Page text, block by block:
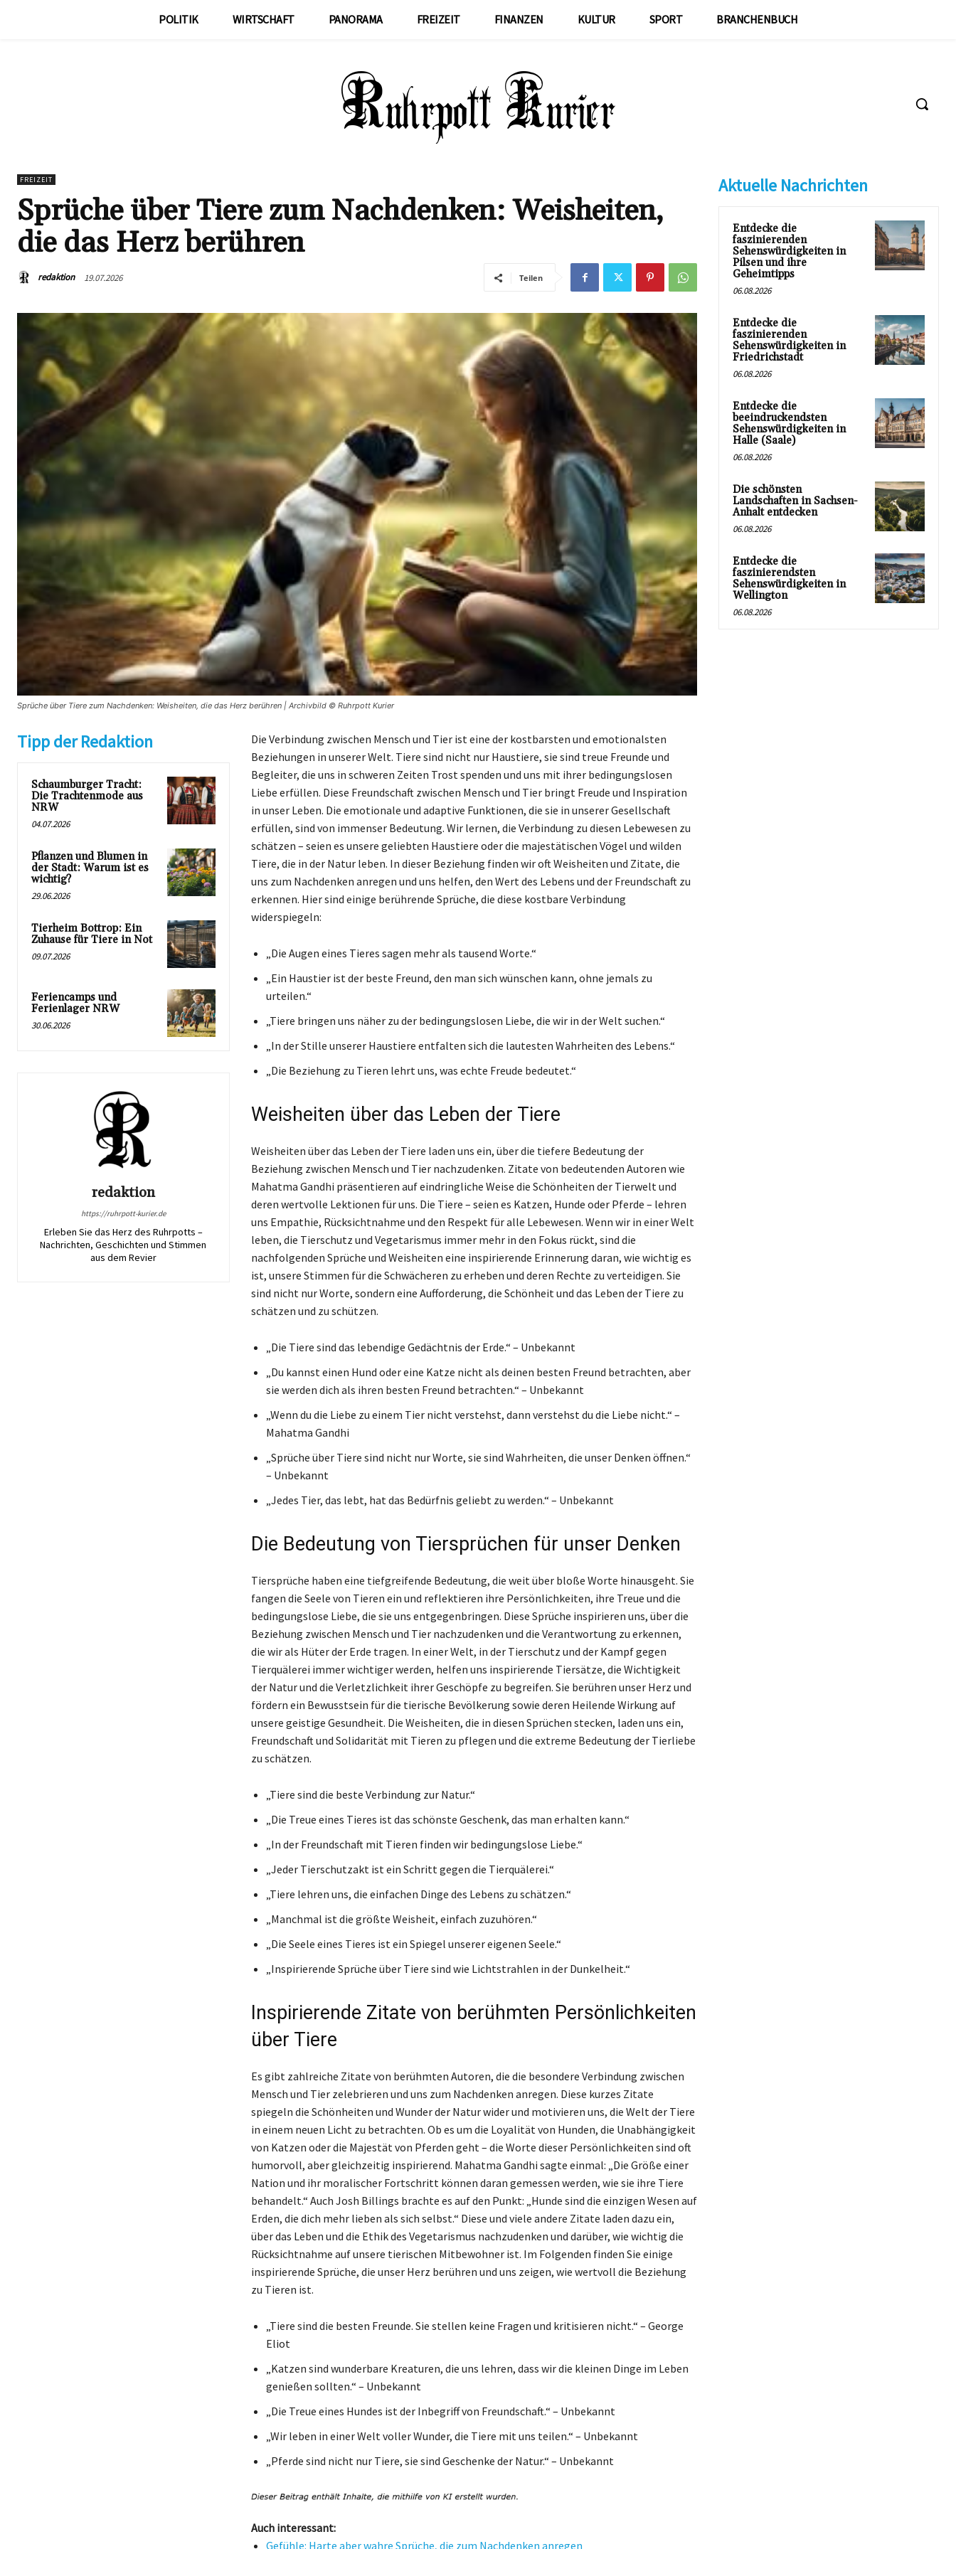
POLITIK WIRTSCHAFT PANORAMA FREIZEIT FINANZEN KULTUR SPORT BRANCHENBUCH
FREIZEIT
Sprüche über Tiere zum Nachdenken: Weisheiten,
die das Herz berühren
redaktion 19.07.2026 Teilen
Sprüche über Tiere zum Nachdenken: Weisheiten, die das Herz berühren | Archivbild © Ruhrpott Kurier
Tipp der Redaktion
Schaumburger Tracht:
Die Trachtenmode aus
NRW
04.07.2026
Pflanzen und Blumen in
der Stadt: Warum ist es
wichtig?
29.06.2026
Tierheim Bottrop: Ein
Zuhause für Tiere in Not
09.07.2026
Feriencamps und
Ferienlager NRW
30.06.2026
redaktion
https://ruhrpott-kurier.de
Erleben Sie das Herz des Ruhrpotts –
Nachrichten, Geschichten und Stimmen
aus dem Revier
Die Verbindung zwischen Mensch und Tier ist eine der kostbarsten und emotionalsten
Beziehungen in unserer Welt. Tiere sind nicht nur Haustiere, sie sind treue Freunde und
Begleiter, die uns in schweren Zeiten Trost spenden und uns mit ihrer bedingungslosen
Liebe erfüllen. Diese Freundschaft zwischen Mensch und Tier bringt Freude und Inspiration
in unser Leben. Die emotionale und adaptive Funktionen, die sie in unserer Gesellschaft
erfüllen, sind von immenser Bedeutung. Wir lernen, die Verbindung zu diesen Lebewesen zu
schätzen – seien es unsere geliebten Haustiere oder die majestätischen Vögel und wilden
Tiere, die in der Natur leben. In dieser Beziehung finden wir oft Weisheiten und Zitate, die
uns zum Nachdenken anregen und uns helfen, den Wert des Lebens und der Freundschaft zu
erkennen. Hier sind einige berührende Sprüche, die diese kostbare Verbindung
widerspiegeln:
„Die Augen eines Tieres sagen mehr als tausend Worte.“
„Ein Haustier ist der beste Freund, den man sich wünschen kann, ohne jemals zu
urteilen.“
„Tiere bringen uns näher zu der bedingungslosen Liebe, die wir in der Welt suchen.“
„In der Stille unserer Haustiere entfalten sich die lautesten Wahrheiten des Lebens.“
„Die Beziehung zu Tieren lehrt uns, was echte Freude bedeutet.“
Weisheiten über das Leben der Tiere
Weisheiten über das Leben der Tiere laden uns ein, über die tiefere Bedeutung der
Beziehung zwischen Mensch und Tier nachzudenken. Zitate von bedeutenden Autoren wie
Mahatma Gandhi präsentieren auf eindringliche Weise die Schönheiten der Tierwelt und
deren wertvolle Lektionen für uns. Die Tiere – seien es Katzen, Hunde oder Pferde – lehren
uns Empathie, Rücksichtnahme und den Respekt für alle Lebewesen. Wenn wir in einer Welt
leben, die Tierschutz und Vegetarismus immer mehr in den Fokus rückt, sind die
nachfolgenden Sprüche und Weisheiten eine inspirierende Erinnerung daran, wie wichtig es
ist, unsere Stimmen für die Schwächeren zu erheben und deren Rechte zu verteidigen. Sie
sind nicht nur Worte, sondern eine Aufforderung, die Schönheit und das Leben der Tiere zu
schätzen und zu schützen.
„Die Tiere sind das lebendige Gedächtnis der Erde.“ – Unbekannt
„Du kannst einen Hund oder eine Katze nicht als deinen besten Freund betrachten, aber
sie werden dich als ihren besten Freund betrachten.“ – Unbekannt
„Wenn du die Liebe zu einem Tier nicht verstehst, dann verstehst du die Liebe nicht.“ –
Mahatma Gandhi
„Sprüche über Tiere sind nicht nur Worte, sie sind Wahrheiten, die unser Denken öffnen.“
– Unbekannt
„Jedes Tier, das lebt, hat das Bedürfnis geliebt zu werden.“ – Unbekannt
Die Bedeutung von Tiersprüchen für unser Denken
Tiersprüche haben eine tiefgreifende Bedeutung, die weit über bloße Worte hinausgeht. Sie
fangen die Seele von Tieren ein und reflektieren ihre Persönlichkeiten, ihre Treue und die
bedingungslose Liebe, die sie uns entgegenbringen. Diese Sprüche inspirieren uns, über die
Beziehung zwischen Mensch und Tier nachzudenken und die Verantwortung zu erkennen,
die wir als Hüter der Erde tragen. In einer Welt, in der Tierschutz und der Kampf gegen
Tierquälerei immer wichtiger werden, helfen uns inspirierende Tiersätze, die Wichtigkeit
der Natur und die Verletzlichkeit ihrer Geschöpfe zu begreifen. Sie berühren unser Herz und
fördern ein Bewusstsein für die tierische Bevölkerung sowie deren Heilende Wirkung auf
unsere geistige Gesundheit. Die Weisheiten, die in diesen Sprüchen stecken, laden uns ein,
Freundschaft und Solidarität mit Tieren zu pflegen und die extreme Bedeutung der Tierliebe
zu schätzen.
„Tiere sind die beste Verbindung zur Natur.“
„Die Treue eines Tieres ist das schönste Geschenk, das man erhalten kann.“
„In der Freundschaft mit Tieren finden wir bedingungslose Liebe.“
„Jeder Tierschutzakt ist ein Schritt gegen die Tierquälerei.“
„Tiere lehren uns, die einfachen Dinge des Lebens zu schätzen.“
„Manchmal ist die größte Weisheit, einfach zuzuhören.“
„Die Seele eines Tieres ist ein Spiegel unserer eigenen Seele.“
„Inspirierende Sprüche über Tiere sind wie Lichtstrahlen in der Dunkelheit.“
Inspirierende Zitate von berühmten Persönlichkeiten
über Tiere
Es gibt zahlreiche Zitate von berühmten Autoren, die die besondere Verbindung zwischen
Mensch und Tier zelebrieren und uns zum Nachdenken anregen. Diese kurzes Zitate
spiegeln die Schönheiten und Wunder der Natur wider und motivieren uns, die Welt der Tiere
in einem neuen Licht zu betrachten. Ob es um die Loyalität von Hunden, die Unabhängigkeit
von Katzen oder die Majestät von Pferden geht – die Worte dieser Persönlichkeiten sind oft
humorvoll, aber gleichzeitig inspirierend. Mahatma Gandhi sagte einmal: „Die Größe einer
Nation und ihr moralischer Fortschritt können daran gemessen werden, wie sie ihre Tiere
behandelt.“ Auch Josh Billings brachte es auf den Punkt: „Hunde sind die einzigen Wesen auf
Erden, die dich mehr lieben als sich selbst.“ Diese und viele andere Zitate laden dazu ein,
über das Leben und die Ethik des Vegetarismus nachzudenken und darüber, wie wichtig die
Rücksichtnahme auf unsere tierischen Mitbewohner ist. Im Folgenden finden Sie einige
inspirierende Sprüche, die unser Herz berühren und uns zeigen, wie wertvoll die Beziehung
zu Tieren ist.
„Tiere sind die besten Freunde. Sie stellen keine Fragen und kritisieren nicht.“ – George
Eliot
„Katzen sind wunderbare Kreaturen, die uns lehren, dass wir die kleinen Dinge im Leben
genießen sollten.“ – Unbekannt
„Die Treue eines Hundes ist der Inbegriff von Freundschaft.“ – Unbekannt
„Wir leben in einer Welt voller Wunder, die Tiere mit uns teilen.“ – Unbekannt
„Pferde sind nicht nur Tiere, sie sind Geschenke der Natur.“ – Unbekannt
Auch interessant:
Gefühle: Harte aber wahre Sprüche, die zum Nachdenken anregen
Aktuelle Nachrichten
Entdecke die
faszinierenden
Sehenswürdigkeiten in
Pilsen und ihre
Geheimtipps
06.08.2026
Entdecke die
faszinierenden
Sehenswürdigkeiten in
Friedrichstadt
06.08.2026
Entdecke die
beeindruckendsten
Sehenswürdigkeiten in
Halle (Saale)
06.08.2026
Die schönsten
Landschaften in Sachsen-
Anhalt entdecken
06.08.2026
Entdecke die
faszinierendsten
Sehenswürdigkeiten in
Wellington
06.08.2026